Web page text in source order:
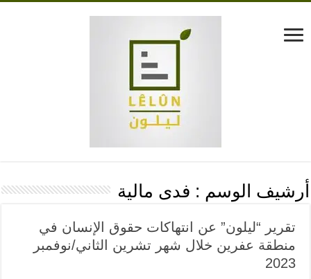
أرشيف الوسم : فدى مالية
تقرير “ليلون” عن انتهاكات حقوق الإنسان في
منطقة عفرين خلال شهر تشرين الثاني/نوفمبر
2023